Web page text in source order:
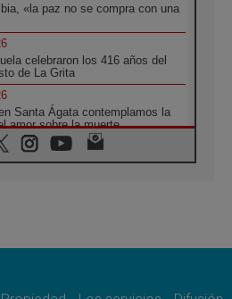
«la paz no se compra con una
celebraron los 416 años del
de La Grita
Santa Ágata contemplamos la
amor sobre la muerte
el Santuario de la Madre